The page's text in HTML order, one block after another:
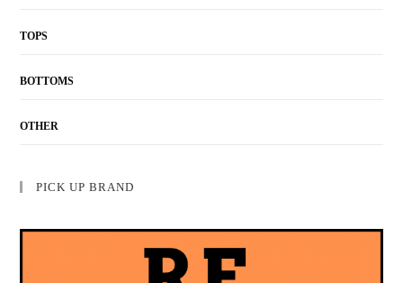
TOPS
BOTTOMS
OTHER
PICK UP BRAND